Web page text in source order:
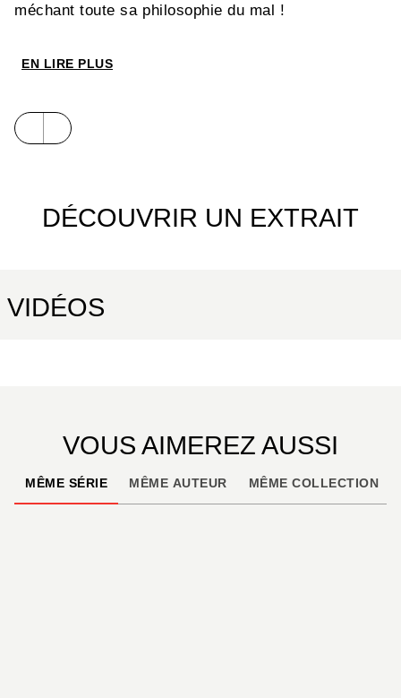
méchant toute sa philosophie du mal !
EN LIRE PLUS
DÉCOUVRIR UN EXTRAIT
VIDÉOS
VOUS AIMEREZ AUSSI
MÊME SÉRIE MÊME AUTEUR MÊME COLLECTION